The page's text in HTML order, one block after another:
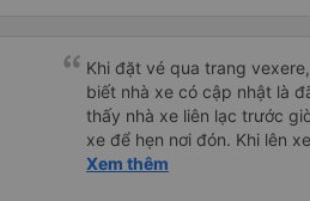
Khi đặt vé qua trang
biết nhà xe có cập nhật là
thấy nhà xe liên lạc trước
xe để hẹn nơi đón. Khi lên
trang vexere thì lúc đó nhà
Xem thêm